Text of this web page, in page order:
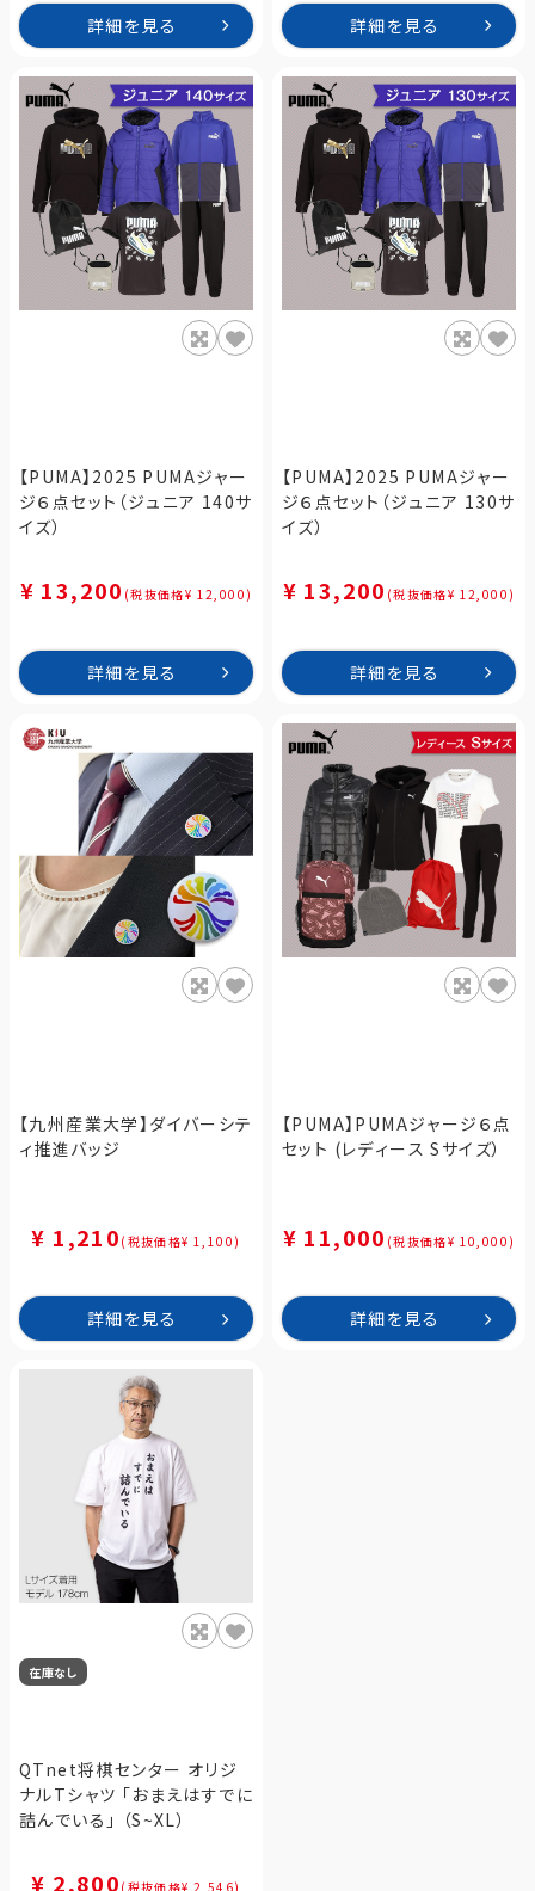
詳細を見る 詳細を見る
【PUMA】2025 PUMAジャー
ジ６点セット（ジュニア 140サ
イズ）
¥ 13,200 (税抜価格¥ 12,000)
詳細を見る
【PUMA】2025 PUMAジャー
ジ６点セット（ジュニア 130サ
イズ）
¥ 13,200 (税抜価格¥ 12,000)
詳細を見る
【九州産業大学】ダイバーシテ
ィ推進バッジ
¥ 1,210 (税抜価格¥ 1,100)
詳細を見る
【PUMA】PUMAジャージ６点
セット (レディース Sサイズ）
¥ 11,000 (税抜価格¥ 10,000)
詳細を見る
在庫なし
QTnet将棋センター オリジ
ナルTシャツ 「おまえはすでに
詰んでいる」 （S~XL）
¥ 2,800 (税抜価格¥ 2,546)